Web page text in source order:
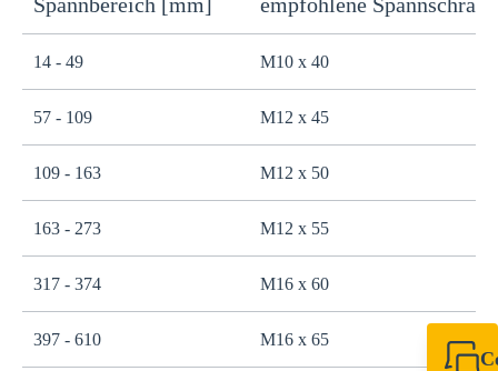
14 - 49 M10 x 40
57 - 109 M12 x 45
109 - 163 M12 x 50
163 - 273 M12 x 55
317 - 374 M16 x 60
397 - 610 M16 x 65